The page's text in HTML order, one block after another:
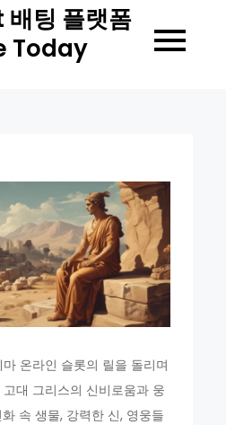
팅 플랫폼
Today
온라인 슬롯의 릴을 돌리며
대 그리스의 신비로움과 웅
속 생물, 강력한 신, 영웅들